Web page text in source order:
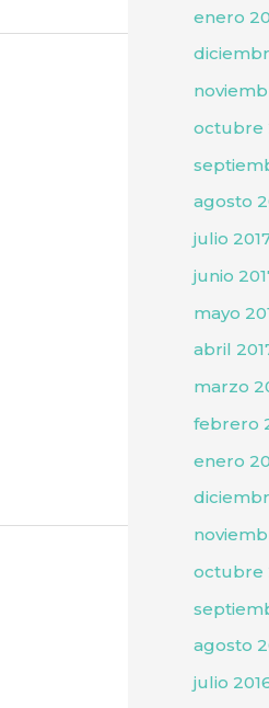
enero
octubre
agosto
julio
junio
mayo
abril
marzo
febrero
enero
octubre
agosto
julio